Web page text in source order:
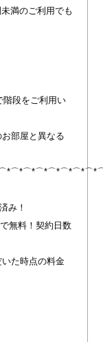
満のご利用でも
段をご利用い
部屋と異なる
み！
無料！契約日数
た時点の料金